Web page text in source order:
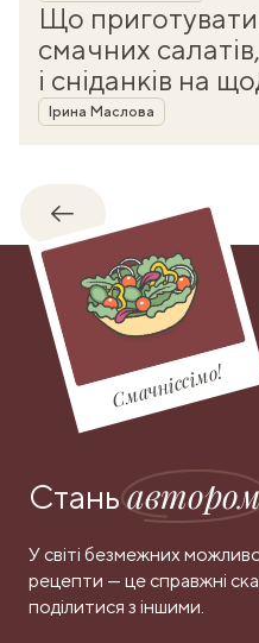
Що приготувати
смачних
і сніданків на
Автор
Ірина Маслова
Назад
Смачніссімо!
Станьавтором
У світі безмежних
рецепти — це справжні
поділитися з іншими.